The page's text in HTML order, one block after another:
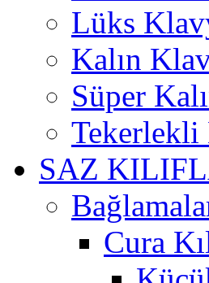
Lüks
Kalın
Süper
Tekerlekli
SAZ
Cura